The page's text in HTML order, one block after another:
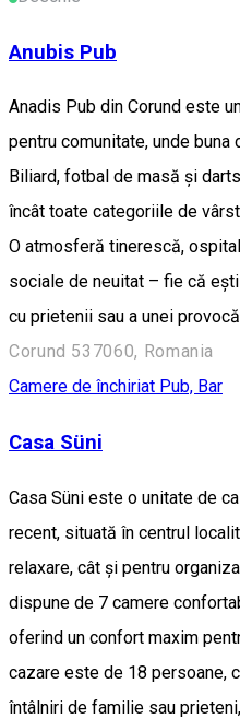
Anubis Pub
Anadis Pub din Corund este
pentru comunitate, unde
Biliard, fotbal de masă și
încât toate categoriile de
O atmosferă tinerescă,
sociale de neuitat – fie că
cu prietenii sau a unei
Corund 537060, Romania
Camere de închiriat Pub, Bar
Casa Süni
Casa Süni este o unitate de
recent, situată în centrul
relaxare, cât și pentru
dispune de 7 camere
oferind un confort maxim
cazare este de 18 persoane,
întâlniri de familie sau